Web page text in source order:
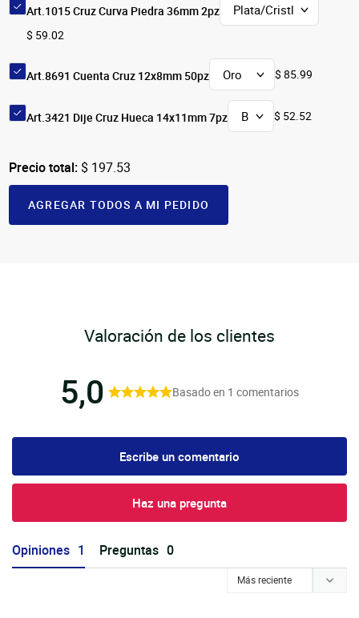
Art.1015 Cruz Curva Piedra 36mm 2pz
$ 59.02
Art.8691 Cuenta Cruz 12x8mm 50pz $ 85.99
Art.3421 Dije Cruz Hueca 14x11mm 7pz $ 52.52
Precio total: $ 197.53
AGREGAR TODOS A MI PEDIDO
Valoración de los clientes
5,0 Basado en 1 comentarios
Escribe un comentario
Haz una pregunta
Opiniones Preguntas